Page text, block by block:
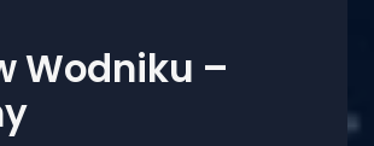
Wodniku –